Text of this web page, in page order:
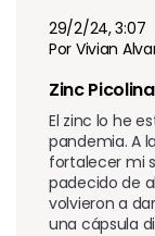
29/2/24, 3:07
Por Vivian
Zinc
El zinc lo he
pandemia. A
fortalecer mi
padecido de
volvieron a
una cápsula